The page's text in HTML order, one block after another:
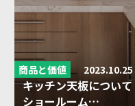
商品と価値 2023.10.25
キッチン天板について
ショールーム…